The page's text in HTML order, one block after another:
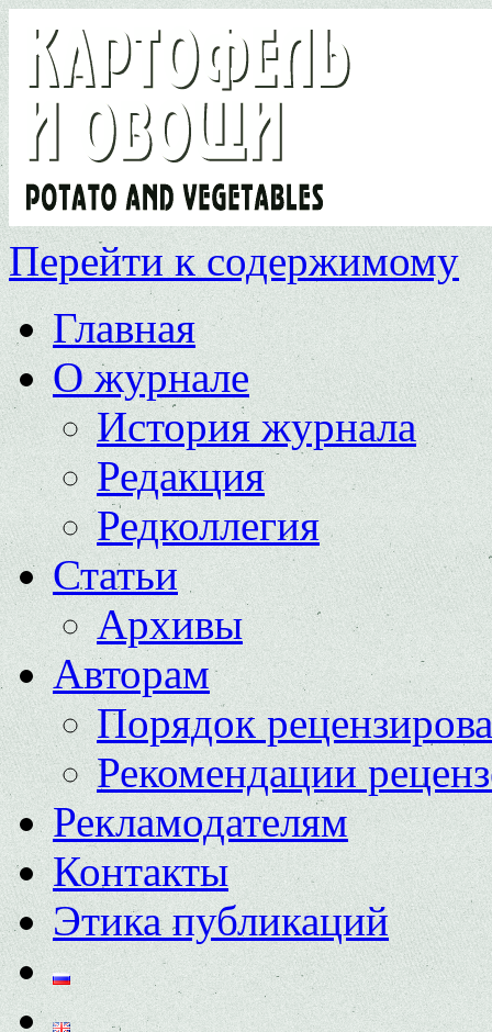
Перейти к содержимому
Главная
О журнале
История журнала
Редакция
Редколлегия
Статьи
Архивы
Авторам
Порядок
Рекомендации
Рекламодателям
Контакты
Этика публикаций